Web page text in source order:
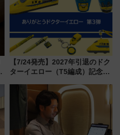
【7/24発売】2027年引退のドク
ターイエロー（T5編成）記念グ
送の目覚まし時計など通販・販
売店舗まとめ